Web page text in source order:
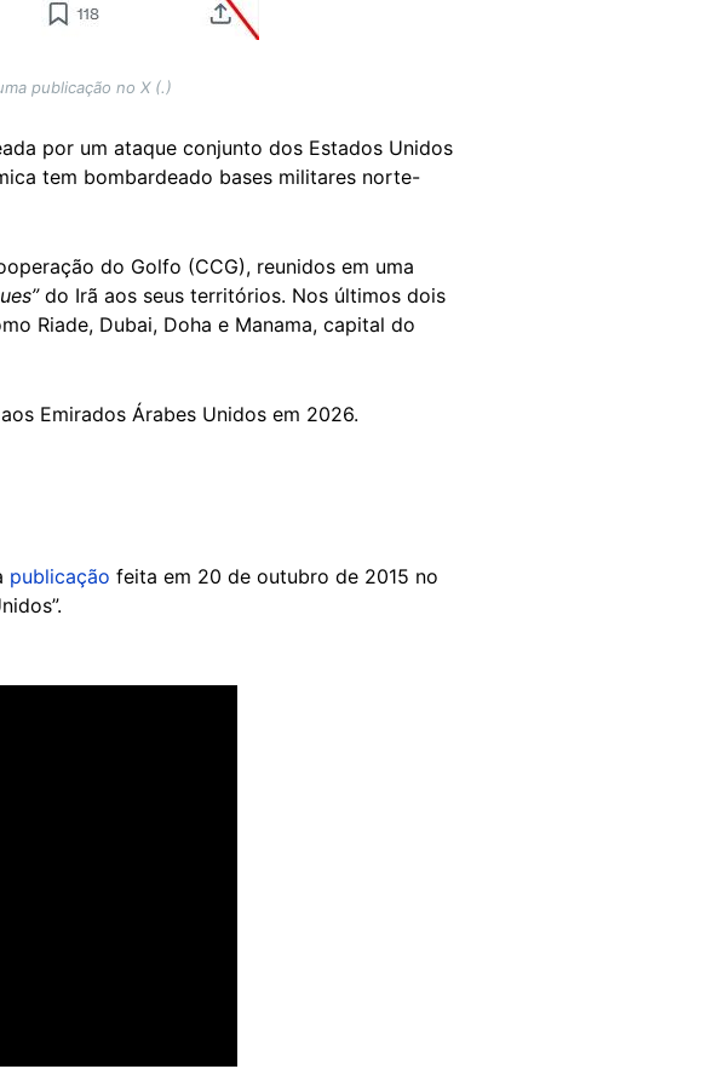
publicação no X (.)
por um ataque conjunto dos Estados Unidos
tem bombardeado bases militares norte-
do Golfo (CCG), reunidos em uma
do Irã aos seus territórios. Nos últimos dois
Riade, Dubai, Doha e Manama, capital do
Emirados Árabes Unidos em 2026.
publicação feita em 20 de outubro de 2015 no